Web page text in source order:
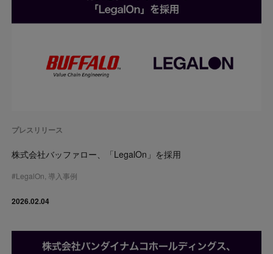
プレスリリース
株式会社バッファロー、「LegalOn」を採用
#LegalOn 導入事例
2026.02.04